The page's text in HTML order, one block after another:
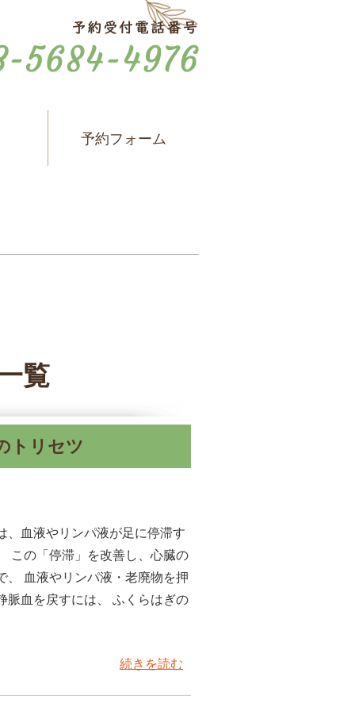
予約フォーム
覧
トリセツ
、血液やリンパ液が足に停滞す
この「停滞」を改善し、心臓の
、 血液やリンパ液・老廃物を押
脈血を戻すには、 ふくらはぎの
続きを読む